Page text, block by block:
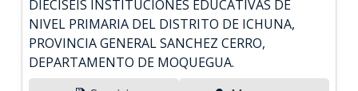
DIECISEIS INSTITUCIONES EDUCATIVAS DE
NIVEL PRIMARIA DEL DISTRITO DE ICHUNA,
PROVINCIA GENERAL SANCHEZ CERRO,
DEPARTAMENTO DE MOQUEGUA.